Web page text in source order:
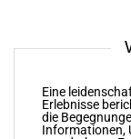
Eine
Erlebnisse
die
Informationen,